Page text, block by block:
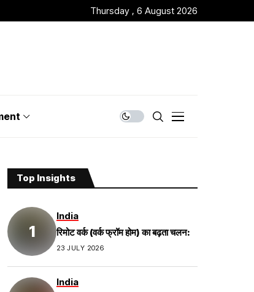
Thursday , 6 August 2026
Top Insights
India
रिमोट वर्क (वर्क फ्रॉम होम) का बढ़ता चलन:
23 JULY 2026
India